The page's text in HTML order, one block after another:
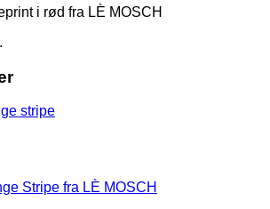
i rød fra LÈ MOSCH
Stripe fra LÈ MOSCH